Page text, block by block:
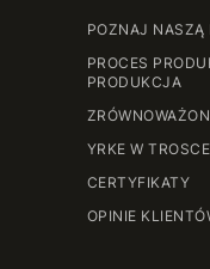
POZNAJ NASZĄ
PROCES
PRODUKCJA
YRKE W
CERTYFIKATY
OPINIE